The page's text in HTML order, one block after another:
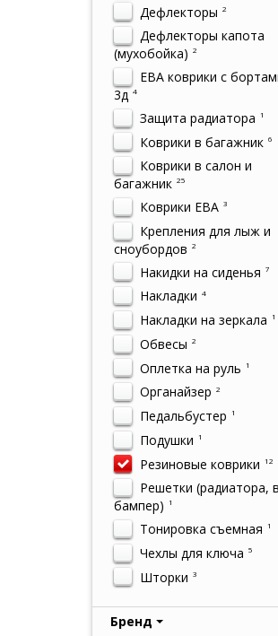
Дефлекторы 2
Дефлекторы капота
(мухобойка) 2
ЕВА коврики с
3д 4
Защита радиатора 1
Коврики в багажник 6
Коврики в салон и
багажник 25
Коврики ЕВА 3
Крепления для лыж и
сноубордов 2
Накидки на сиденья 7
Накладки 4
Накладки на зеркала 1
Обвесы 2
Оплетка на руль 1
Органайзер 2
Педальбустер 1
Подушки 1
Резиновые коврики 12
Решетки (радиатора, в
бампер)
1
Тонировка съемная 1
Чехлы для ключа 5
Шторки 3
Бренд